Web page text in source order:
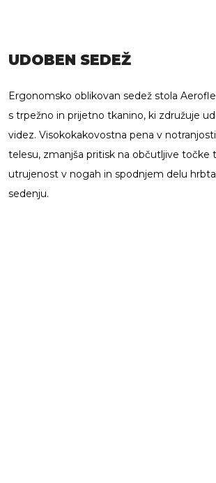
UDOBEN SEDEŽ
Ergonomsko oblikovan sedež stola
s trpežno in prijetno tkanino, ki združuje
videz. Visokokakovostna pena v
telesu, zmanjša pritisk na občutljive točke
utrujenost v nogah in spodnjem delu
sedenju.